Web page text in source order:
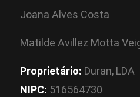
Joana Alves Costa
Matilde Avillez Motta
Proprietário: Duran, LDA
NIPC: 516564730